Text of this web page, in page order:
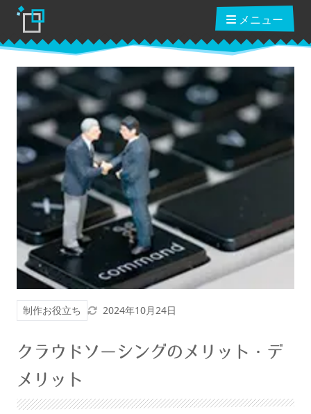
メニュー
ブログ
読んだ本
動画講座
ショップ
暗くする
制作お役立ち 更新日
2024年10月24日
クラウドソーシングのメリット・デ
メリット